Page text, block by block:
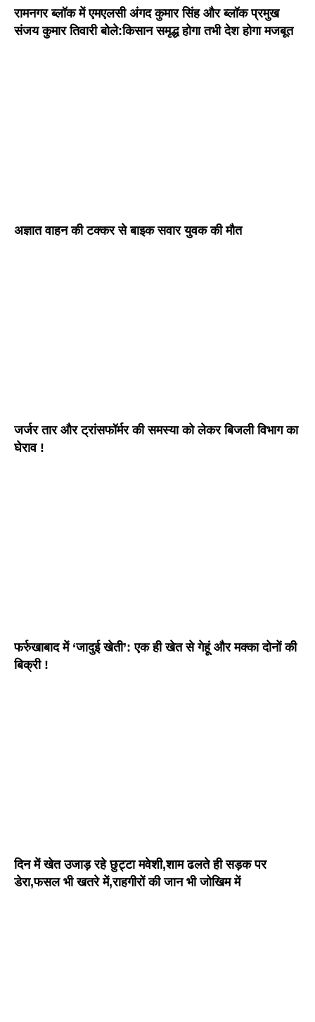
रामनगर ब्लॉक में एमएलसी अंगद कुमार सिंह और ब्लॉक प्रमुख
संजय कुमार तिवारी बोले:किसान समृद्ध होगा तभी देश होगा मजबूत
अज्ञात वाहन की टक्कर से बाइक सवार युवक की मौत
जर्जर तार और ट्रांसफॉर्मर की समस्या को लेकर बिजली विभाग का
घेराव !
फर्रुखाबाद में ‘जादुई खेती’: एक ही खेत से गेहूं और मक्का दोनों की
बिक्री !
दिन में खेत उजाड़ रहे छुट्टा मवेशी,शाम ढलते ही सड़क पर
डेरा,फसल भी खतरे में,राहगीरों की जान भी जोखिम में